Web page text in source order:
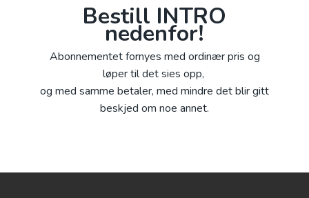
Bestill INTRO
nedenfor!
Abonnementet fornyes med ordinær pris og
løper til det sies opp,
og med samme betaler, med mindre det blir gitt
beskjed om noe annet.